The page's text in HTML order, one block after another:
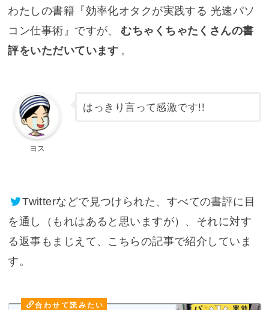
わたしの書籍『効率化オタクが実践する 光速パソ
コン仕事術 』ですが、
むちゃくちゃたくさんの書
評をいただいています 。
ヨス
はっきり言って感激です!!
Twitterなどで見つけられた、すべての書評に目
を通し（もれはあると思いますが）、それに対す
る返事もまじえて、こちらの記事で紹介していま
す。